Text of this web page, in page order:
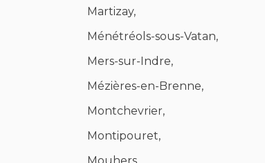
Martizay,
Ménétréols-sous-Vatan,
Mers-sur-Indre,
Mézières-en-Brenne,
Montchevrier,
Montipouret,